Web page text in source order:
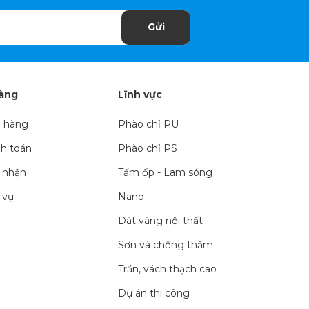
Gửi
hàng
toán
Lĩnh vực
Phào chỉ PU
Phào chỉ PS
Tấm ốp - Lam sóng
Nano
Dát vàng nội thất
Sơn và chống thấm
Trần, vách thạch cao
Dự án thi công